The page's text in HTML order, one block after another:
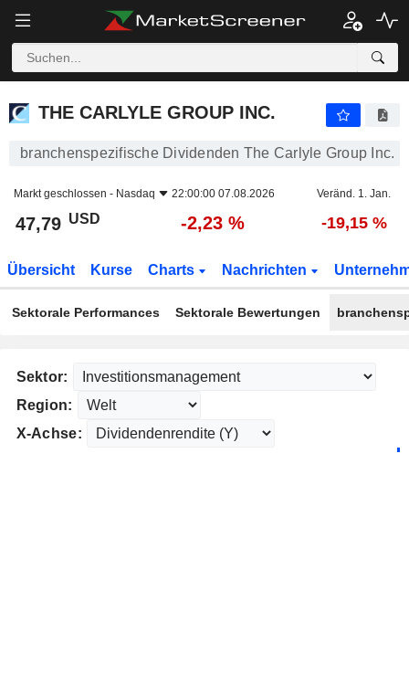
THE CARLYLE GROUP INC.
THE CARLYLE GROUP INC.
branchenspezifische Dividenden The Carlyle Group Inc.
Markt geschlossen - Nasdaq 22:00:00 07.08.2026 Veränd. 1. Jan.
47,79 USD -2,23 % -19,15 %
Übersicht Kurse Charts Nachrichten
Sektorale Performances Sektorale Bewertungen
Sektor:
Region:
X-Achse: